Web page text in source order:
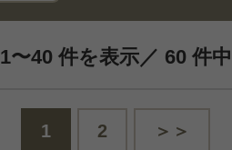
1〜40 件を表示／ 60 件中
1 2 ＞＞